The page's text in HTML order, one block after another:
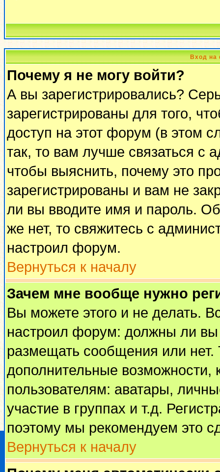
Вход на
Почему я не могу войти?
А вы зарегистрировались?
зарегистрированы для того,
доступ на этот форум (в этом
так, то вам лучше связаться с
чтобы выяснить, почему это
зарегистрированы и вам не
ли вы вводите имя и пароль.
же нет, то свяжитесь с
настроил форум.
Вернуться к началу
Зачем мне вообще нужно
Вы можете этого и не делать.
настроил форум: должны ли вы
размещать сообщения или
дополнительные
пользователям: аватары,
участие в группах и т.д.
поэтому мы рекомендуем это
Вернуться к началу